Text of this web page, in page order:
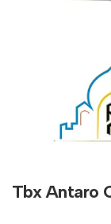
Tbx Antaro